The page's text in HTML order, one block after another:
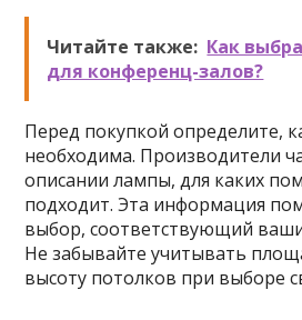
Читайте также: Как
для конференц-залов?
Перед покупкой определите,
необходима. Производители
описании лампы, для каких
подходит. Эта информация
выбор, соответствующий
Не забывайте учитывать
высоту потолков при выборе